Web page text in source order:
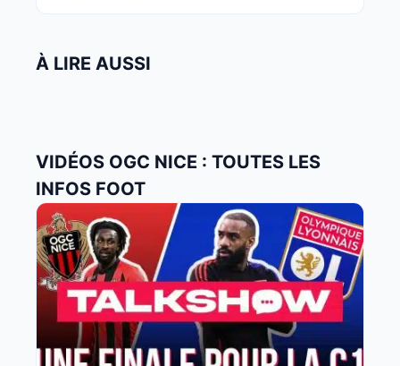
À LIRE AUSSI
VIDÉOS OGC NICE : TOUTES LES
INFOS FOOT